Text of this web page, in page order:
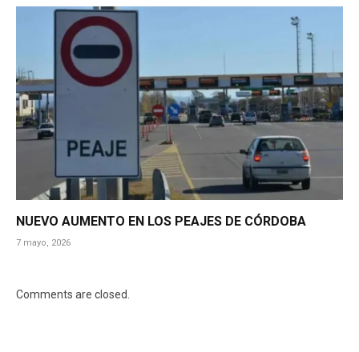
NUEVO AUMENTO EN LOS PEAJES DE CÓRDOBA
7 mayo, 2026
Comments are closed.